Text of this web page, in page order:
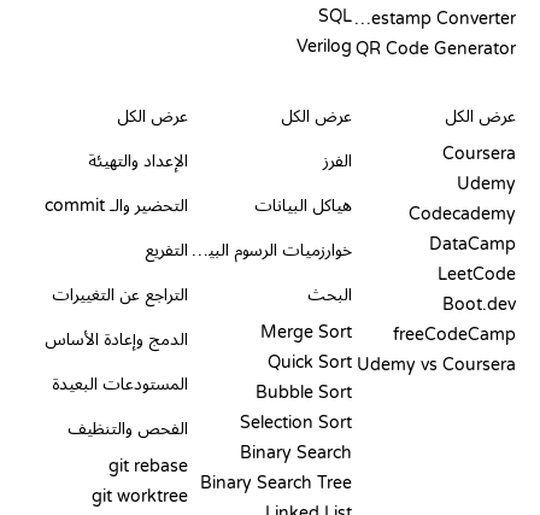
Timestamp Converter
QR Code Generator
SQL
Verilog
عرض الكل
Coursera
Udemy
Codecademy
DataCamp
LeetCode
Boot.dev
freeCodeCamp
Udemy vs Coursera
عرض الكل
الفرز
هياكل البيانات
خوارزميات الرسوم البيانية
البحث
Merge Sort
Quick Sort
Bubble Sort
Selection Sort
Binary Search
Binary Search Tree
عرض الكل
الإعداد والتهيئة
التحضير والـ commit
التفريع
التراجع عن التغييرات
الدمج وإعادة الأساس
المستودعات البعيدة
الفحص والتنظيف
git rebase
git worktree